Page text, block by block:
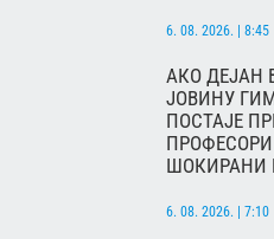
6. 08. 2026. | 8:45
АКО ДЕЈАН
ЈОВИНУ
ПОСТАЈЕ
ШОКИРАНИ
6. 08. 2026. | 7:10